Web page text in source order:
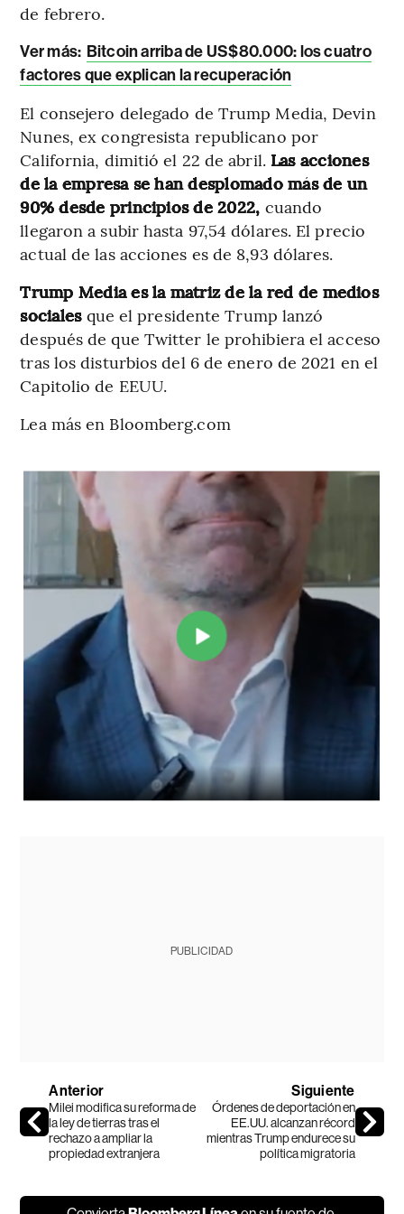
de febrero.
Ver más: Bitcoin arriba de US$80.000: los cuatro
factores que explican la recuperación
El consejero delegado de Trump Media, Devin
Nunes, ex congresista republicano por
California, dimitió el 22 de abril. Las acciones
de la empresa se han desplomado más de un
90% desde principios de 2022, cuando
llegaron a subir hasta 97,54 dólares. El precio
actual de las acciones es de 8,93 dólares.
Trump Media es la matriz de la red de medios
sociales que el presidente Trump lanzó
después de que Twitter le prohibiera el acceso
tras los disturbios del 6 de enero de 2021 en el
Capitolio de EEUU.
Lea más en Bloomberg.com
PUBLICIDAD
Anterior
Milei modifica su reforma de
la ley de tierras tras el
rechazo a ampliar la
propiedad extranjera
Siguiente
Órdenes de deportación en
EE.UU. alcanzan récord
mientras Trump endurece su
política migratoria